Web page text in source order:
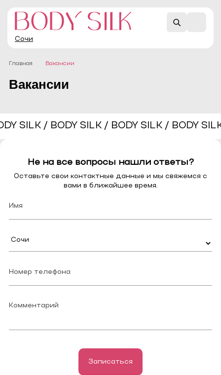
Сочи
Главная Вакансии
Вакансии
Не на все вопросы нашли ответы?
Оставьте свои контактные данные и мы свяжемся с
вами в ближайшее время.